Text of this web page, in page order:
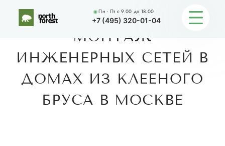
Пн - Пт с 9.00 до 18.00
+7 (495) 320-01-04
О КОМПАНИИ
УСЛУГИ
Главная Услуги Монтаж инженерных сетей в
МОНТАЖ
ИНЖЕНЕРНЫХ СЕТЕЙ В
ДОМАХ ИЗ КЛЕЕНОГО
БРУСА В МОСКВЕ